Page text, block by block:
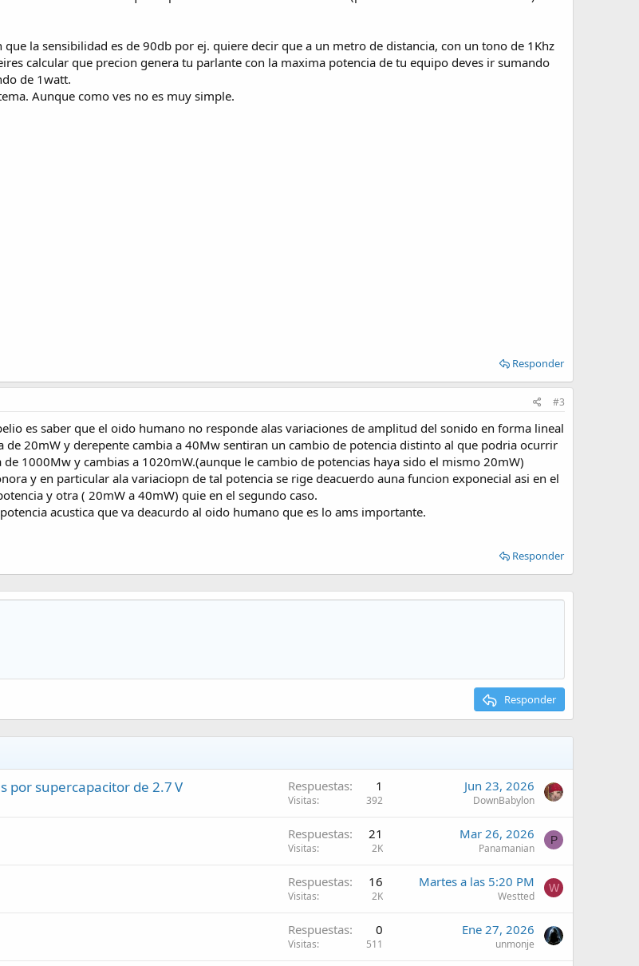
la sensibilidad es de 90db por ej. quiere decir que a un metro de distancia, con un tono de 1Khz
calcular que precion genera tu parlante con la maxima potencia de tu equipo deves ir sumando
de 1watt.
Aunque como ves no es muy simple.
Responder
#3
es saber que el oido humano no responde alas variaciones de amplitud del sonido en forma lineal
de 20mW y derepente cambia a 40Mw sentiran un cambio de potencia distinto al que podria ocurrir
1000Mw y cambias a 1020mW.(aunque le cambio de potencias haya sido el mismo 20mW)
y en particular ala variaciopn de tal potencia se rige deacuerdo auna funcion exponecial asi en el
y otra ( 20mW a 40mW) quie en el segundo caso.
acustica que va deacurdo al oido humano que es lo ams importante.
Responder
Responder
por supercapacitor de 2.7 V Respuestas 1
Visitas 392
Jun 23, 2026
DownBabylon
Respuestas 21
Visitas 2K
Mar 26, 2026
Panamanian
P
Respuestas 16
Visitas 2K
Martes a las 5:20 PM
Westted
W
Respuestas 0
Visitas 511
Ene 27, 2026
unmonje